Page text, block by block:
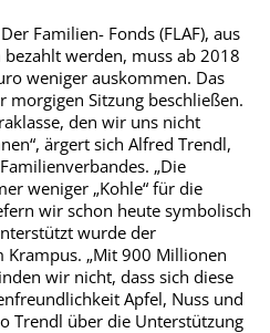
Familien- Fonds (FLAF), aus
werden, muss ab 2018
weniger auskommen. Das
Sitzung beschließen.
den wir uns nicht
ärgert sich Alfred Trendl,
„Die
weniger „Kohle“ für die
wir schon heute symbolisch
wurde der
„Mit 900 Millionen
wir nicht, dass sich diese
Apfel, Nuss und
Trendl über die Unterstützung